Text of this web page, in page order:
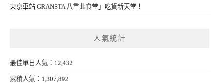
東京車站 GRANSTA 八重北食堂」吃貨新天堂！
人氣統計
最佳單日人氣：12,432
累積人氣：1,307,892